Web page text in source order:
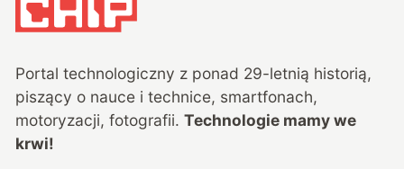
Portal technologiczny z ponad 29-letnią historią,
piszący o nauce i technice, smartfonach,
motoryzacji, fotografii. Technologie mamy we
krwi!